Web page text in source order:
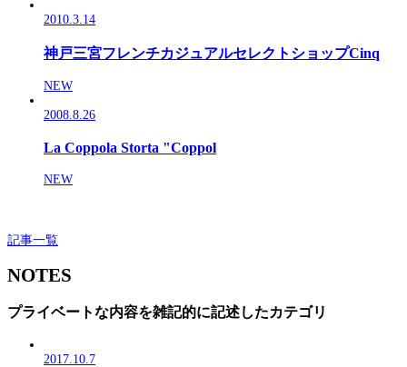
2010.3.14
神戸三宮フレンチカジュアルセレクトショップCinq
NEW
2008.8.26
La Coppola Storta "Coppol
NEW
記事一覧
NOTES
プライベートな内容を雑記的に記述したカテゴリ
2017.10.7